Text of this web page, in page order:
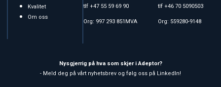
Kvalitet
Om oss
tlf +47 55 59 69 90
Org: 997 293 851MVA
tlf +46 70 5090503
Org: 559280-9148
Nysgjerrig på hva som skjer i Adeptor?
- Meld deg på vårt nyhetsbrev og følg oss på LinkedIn!